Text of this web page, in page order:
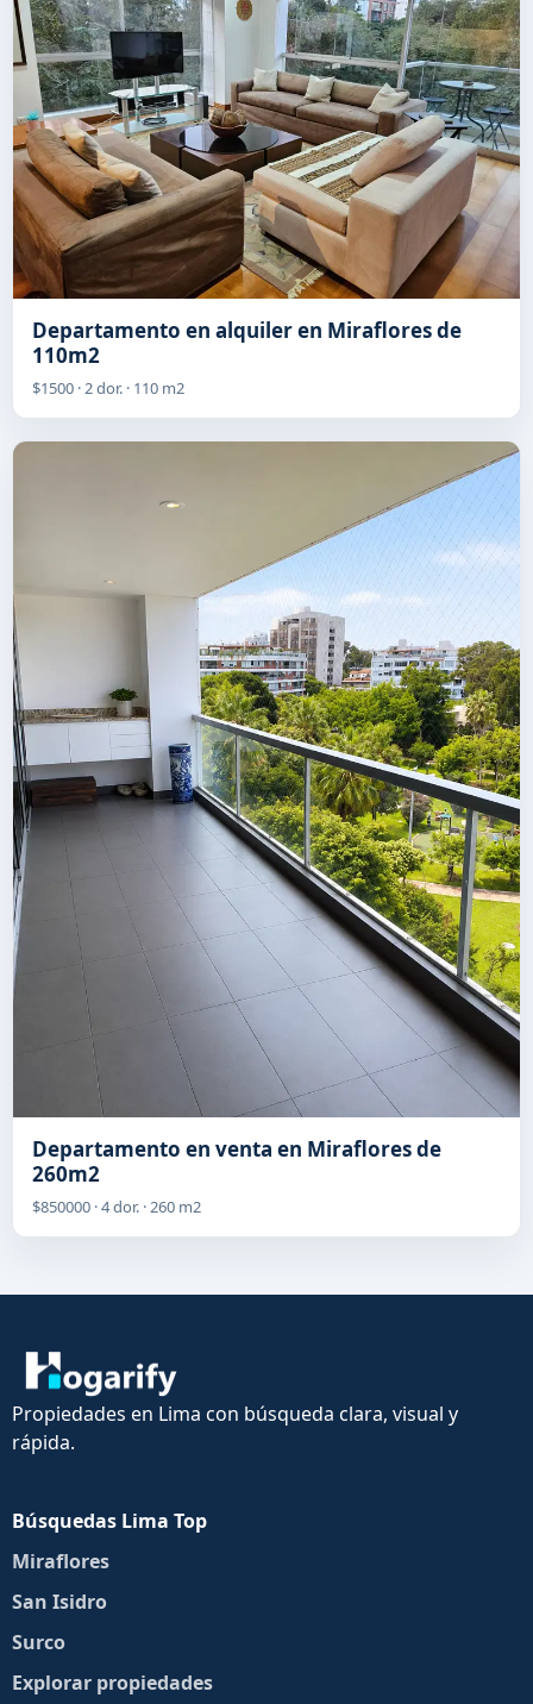
Departamento en alquiler en Miraflores de
110m2
$1500 · 2 dor. · 110 m2
Departamento en venta en Miraflores de
260m2
$850000 · 4 dor. · 260 m2
Propiedades en Lima con búsqueda clara, visual y
rápida.
Búsquedas Lima Top
Miraflores
San Isidro
Surco
Explorar propiedades